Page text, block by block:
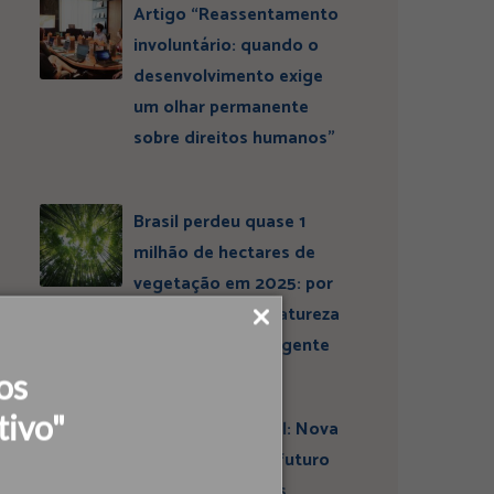
Artigo “Reassentamento
involuntário: quando o
desenvolvimento exige
um olhar permanente
sobre direitos humanos”
Brasil perdeu quase 1
milhão de hectares de
vegetação em 2025: por
que conservar a natureza
continua sendo urgente
Entrevista ESBrasil: Nova
liderança projeta futuro